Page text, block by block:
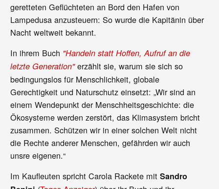
geretteten Geflüchteten an Bord den Hafen von
Lampedusa anzusteuern: So wurde die Kapitänin über
Nacht weltweit bekannt.
In ihrem Buch "Handeln statt Hoffen, Aufruf an die
letzte Generation"erzählt sie, warum sie sich so
bedingungslos für Menschlichkeit, globale
Gerechtigkeit und Naturschutz einsetzt: „Wir sind an
einem Wendepunkt der Menschheitsgeschichte: die
Ökosysteme werden zerstört, das Klimasystem bricht
zusammen. Schützen wir in einer solchen Welt nicht
die Rechte anderer Menschen, gefährden wir auch
unsre eigenen.“
Im Kaufleuten spricht Carola Rackete mitSandro